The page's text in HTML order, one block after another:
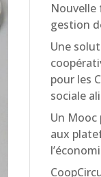
gestion
Une
pour les
sociale
Un
aux